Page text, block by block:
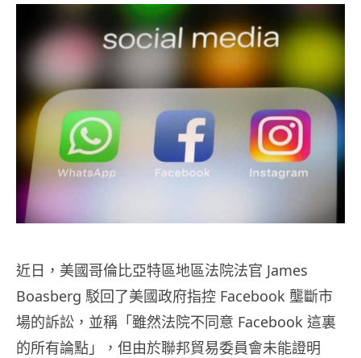
近日，美國哥倫比亞特區地區法院法官 James
Boasberg 駁回了美國政府指控 Facebook 壟斷市
場的訴訟，並稱「雖然法院不同意 Facebook 這裏
的所有論點」，但由於聯邦貿易委員會未能證明